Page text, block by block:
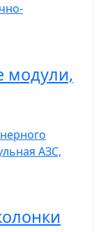
модули,
АЗС,